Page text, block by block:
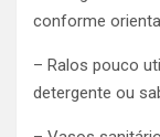
conforme
– Ralos pouco
detergente ou